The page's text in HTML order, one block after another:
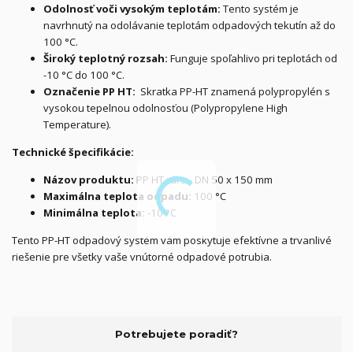
Odolnosť voči vysokým teplotám: Tento systém je
navrhnutý na odolávanie teplotám odpadových tekutín až do
100 °C.
Široký teplotný rozsah: Funguje spoľahlivo pri teplotách od
-10 °C do 100 °C.
Označenie PP HT: Skratka PP-HT znamená polypropylén s
vysokou tepelnou odolnosťou (Polypropylene High
Temperature).
Technické špecifikácie:
Názov produktu: PP HT rúra - DN 50 x 150 mm
Maximálna teplota odpadu: 100 °C
Minimálna teplota: -10 °C
Tento PP-HT odpadový systém vám poskytuje efektívne a trvanlivé
riešenie pre všetky vaše vnútorné odpadové potrubia.
Potrebujete poradiť?